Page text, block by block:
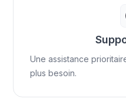
Une assistance
plus besoin.